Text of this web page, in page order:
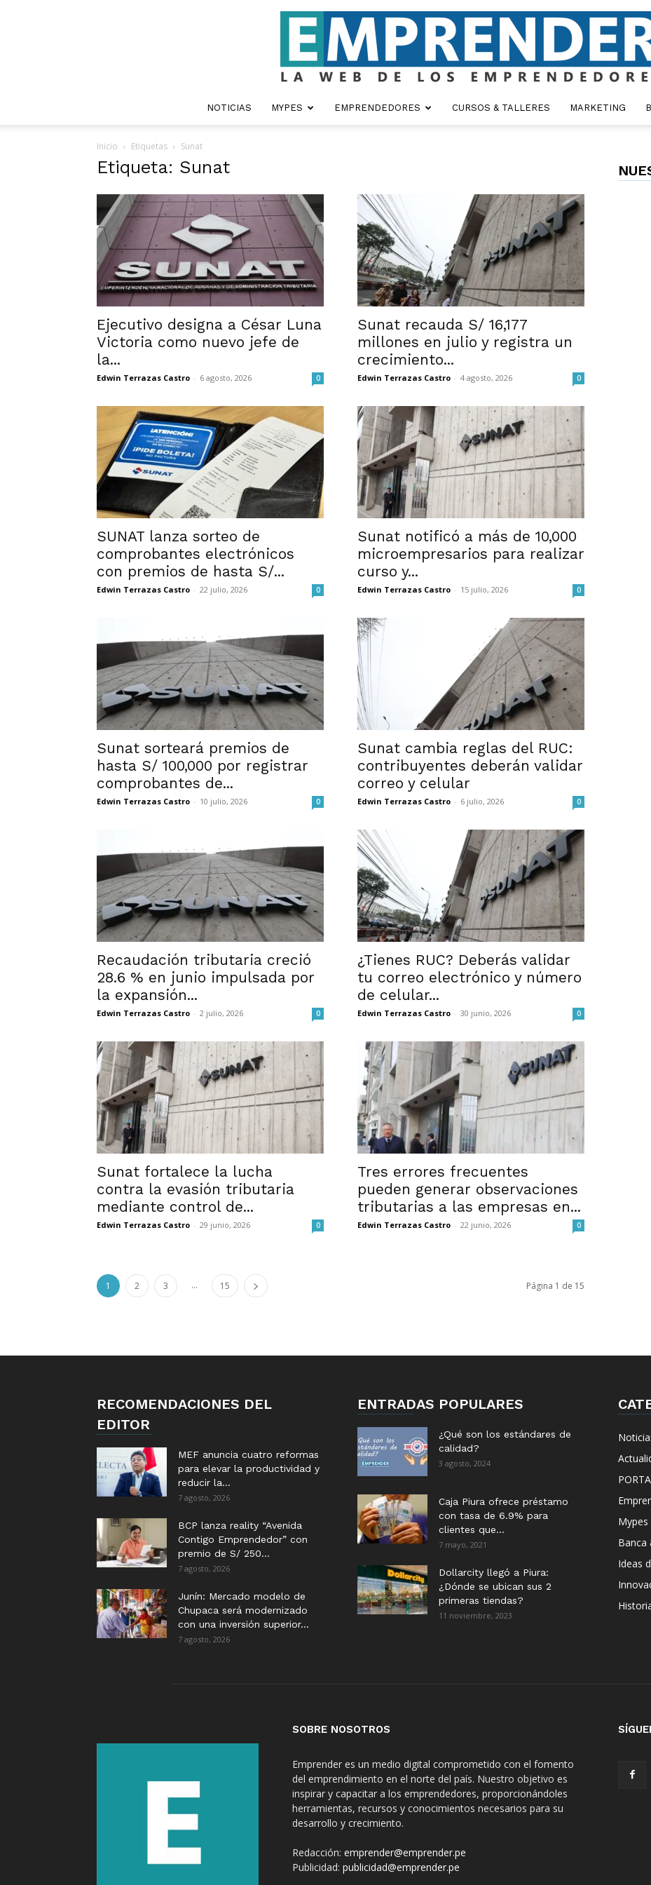
NOTICIAS MYPES EMPRENDEDORES CURSOS & TALLERES MARKETING
Inicio Etiquetas Sunat
Etiqueta: Sunat
Ejecutivo designa a César Luna
Victoria como nuevo jefe de
la...
Edwin Terrazas Castro - 6 agosto, 2026 0
Sunat recauda S/ 16,177
millones en julio y registra un
crecimiento...
Edwin Terrazas Castro - 4 agosto, 2026 0
SUNAT lanza sorteo de
comprobantes electrónicos
con premios de hasta S/...
Edwin Terrazas Castro - 22 julio, 2026 0
Sunat notificó a más de 10,000
microempresarios para realizar
curso y...
Edwin Terrazas Castro - 15 julio, 2026 0
Sunat sorteará premios de
hasta S/ 100,000 por registrar
comprobantes de...
Edwin Terrazas Castro - 10 julio, 2026 0
Sunat cambia reglas del RUC:
contribuyentes deberán validar
correo y celular
Edwin Terrazas Castro - 6 julio, 2026 0
Recaudación tributaria creció
28.6 % en junio impulsada por
la expansión...
Edwin Terrazas Castro - 2 julio, 2026 0
¿Tienes RUC? Deberás validar
tu correo electrónico y número
de celular...
Edwin Terrazas Castro - 30 junio, 2026 0
Sunat fortalece la lucha
contra la evasión tributaria
mediante control de...
Edwin Terrazas Castro - 29 junio, 2026 0
Tres errores frecuentes
pueden generar observaciones
tributarias a las empresas en...
Edwin Terrazas Castro - 22 junio, 2026 0
1 2 3 ... 15 Página 1 de 15
RECOMENDACIONES DEL
EDITOR
MEF anuncia cuatro reformas
para elevar la productividad y
reducir la...
7 agosto, 2026
BCP lanza reality “Avenida
Contigo Emprendedor” con
premio de S/ 250...
7 agosto, 2026
Junín: Mercado modelo de
Chupaca será modernizado
con una inversión superior...
7 agosto, 2026
ENTRADAS POPULARES
¿Qué son los estándares de
calidad?
3 agosto, 2024
Caja Piura ofrece préstamo
con tasa de 6.9% para
clientes que...
7 mayo, 2021
Dollarcity llegó a Piura:
¿Dónde se ubican sus 2
primeras tiendas?
11 noviembre, 2023
Mypes
Banca
Ideas
SOBRE NOSOTROS
Emprender es un medio digital comprometido con el fomento
del emprendimiento en el norte del país. Nuestro objetivo es
inspirar y capacitar a los emprendedores, proporcionándoles
herramientas, recursos y conocimientos necesarios para su
desarrollo y crecimiento.
Redacción: emprender@emprender.pe
Publicidad: publicidad@emprender.pe